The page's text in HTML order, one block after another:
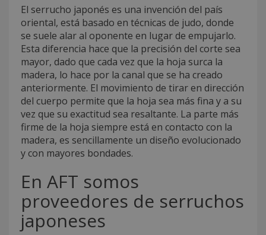
El serrucho japonés es una invención del país
oriental, está basado en técnicas de judo, donde
se suele alar al oponente en lugar de empujarlo.
Esta diferencia hace que la precisión del corte sea
mayor, dado que cada vez que la hoja surca la
madera, lo hace por la canal que se ha creado
anteriormente. El movimiento de tirar en dirección
del cuerpo permite que la hoja sea más fina y a su
vez que su exactitud sea resaltante. La parte más
firme de la hoja siempre está en contacto con la
madera, es sencillamente un diseño evolucionado
y con mayores bondades.
En AFT somos
proveedores de serruchos
japoneses